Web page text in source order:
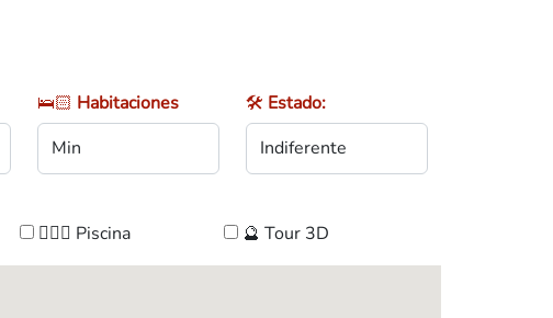
🛌🏻 Habitaciones 🛠️ Estado:
🏊🏼‍♀️ Piscina 🔮 Tour 3D